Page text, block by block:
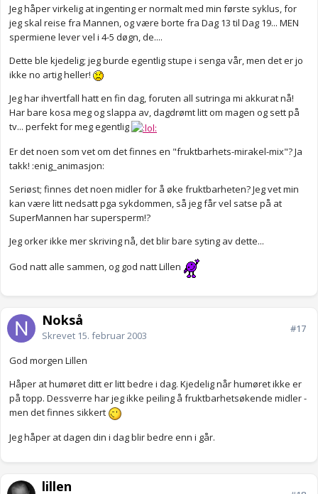
Jeg håper virkelig at ingenting er normalt med min første syklus, for
jeg skal reise fra Mannen, og være borte fra Dag 13 til Dag 19... MEN
spermiene lever vel i 4-5 døgn, de....
Dette ble kjedelig; jeg burde egentlig stupe i senga vår, men det er jo
ikke no artig heller!
Jeg har ihvertfall hatt en fin dag, foruten all sutringa mi akkurat nå!
Har bare kosa meg og slappa av, dagdrømt litt om magen og sett på
tv... perfekt for meg egentlig
Er det noen som vet om det finnes en "fruktbarhets-mirakel-mix"? Ja
takk! :enig_animasjon:
Seriøst; finnes det noen midler for å øke fruktbarheten? Jeg vet min
kan være litt nedsatt pga sykdommen, så jeg får vel satse på at
SuperMannen har supersperm!?
Jeg orker ikke mer skriving nå, det blir bare syting av dette...
God natt alle sammen, og god natt Lillen
Nokså
Skrevet 15. februar 2003
#17
God morgen Lillen
Håper at humøret ditt er litt bedre i dag. Kjedelig når humøret ikke er
på topp. Dessverre har jeg ikke peiling å fruktbarhetsøkende midler -
men det finnes sikkert
Jeg håper at dagen din i dag blir bedre enn i går.
lillen